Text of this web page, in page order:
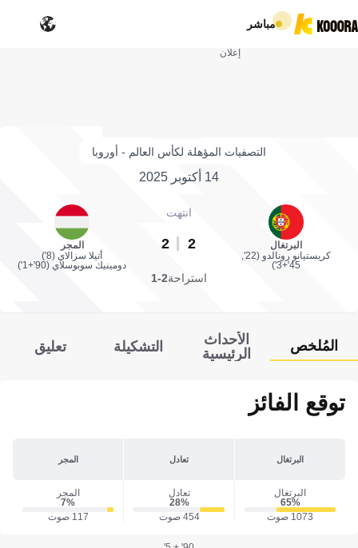
مباشر
إعلان
التصفيات المؤهلة لكأس العالم - أوروبا
14 أكتوبر 2025
البرتغال
كريستيانو رونالدو (22',
45'+3')
انتهت
2
2
المجر
أتيلا سزالاي (8')
دومينيك سوبوسلاي (90'+1')
استراحة2-1
المُلخص
الأحداث
الرئيسية
التشكيلة تعليق
توقع الفائز
البرتغال تعادل المجر
البرتغال
65‎%‎
1073 صوت
تعادل
28‎%‎
454 صوت
المجر
7‎%‎
117 صوت